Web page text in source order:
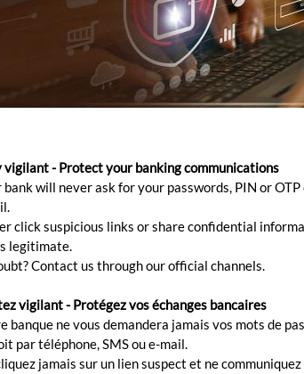
LOCALE ET ÉTRANGÈRE
et étrangère
groupées
avec un processus de paiement
ou le traitement de salaires.
vigilant - Protect your banking communications
bank will never ask for your passwords, PIN or OTP
click suspicious links or share confidential
legitimate.
Contact us through our official channels.
vigilant - Protégez vos échanges bancaires
banque ne vous demandera jamais vos mots de
par téléphone, SMS ou e-mail.
jamais sur un lien suspect et ne